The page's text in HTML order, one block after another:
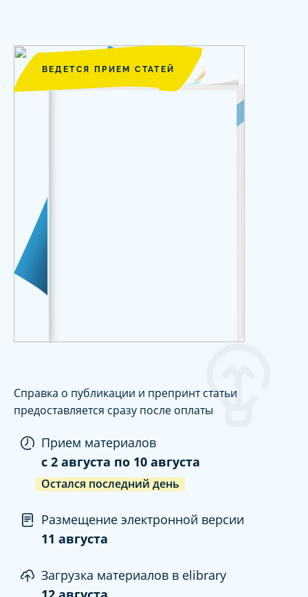
ВЕДЕТСЯ ПРИЕМ СТАТЕЙ
Справка о публикации и препринт статьи
предоставляется сразу после оплаты
Прием материалов
c 2 августа по 10 августа
Остался последний день
Размещение электронной версии
11 августа
Загрузка материалов в elibrary